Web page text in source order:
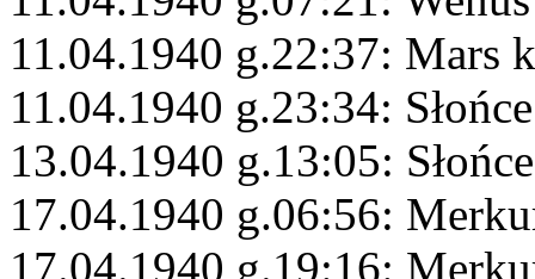
11.04.1940 g.22:37: Mars
11.04.1940 g.23:34:
13.04.1940 g.13:05:
17.04.1940 g.06:56:
17.04.1940 g.19:16: